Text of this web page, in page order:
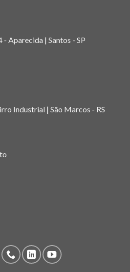
- Aparecida | Santos - SP
Industrial | São Marcos - RS